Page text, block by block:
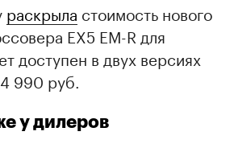
раскрыла стоимость нового
EX5 EM-R для
доступен в двух версиях
990 руб.
у дилеров